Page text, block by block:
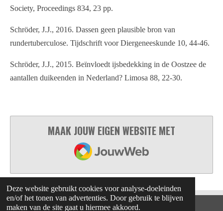
Deze website gebruikt cookies voor analyse-doeleinden
en/of het tonen van advertenties. Door gebruik te blijven
maken van de site gaat u hiermee akkoord.
Society, Proceedings 834, 23 pp.
Schröder, J.J., 2016. Dassen geen plausible bron van
rundertuberculose. Tijdschrift voor Diergeneeskunde 10, 44-46.
Schröder, J.J., 2015. Beïnvloedt ijsbedekking in de Oostzee de
aantallen duikeenden in Nederland? Limosa 88, 22-30.
MAAK JOUW EIGEN WEBSITE MET
JOUWWEB